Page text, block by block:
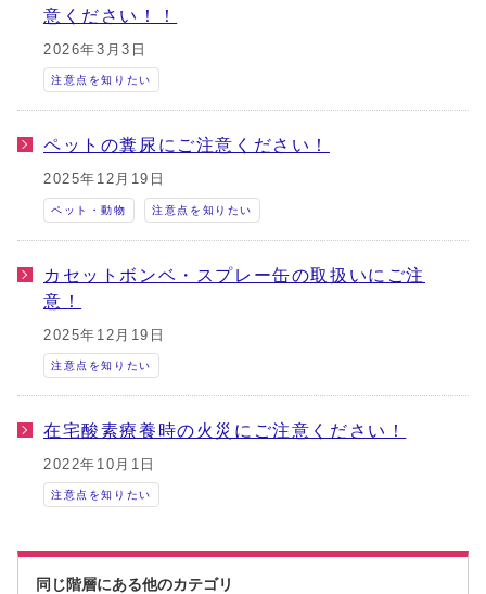
意ください！！
2026年3月3日
注意点を知りたい
ペットの糞尿にご注意ください！
2025年12月19日
ペット・動物 注意点を知りたい
カセットボンベ・スプレー缶の取扱いにご注
意！
2025年12月19日
注意点を知りたい
在宅酸素療養時の火災にご注意ください！
2022年10月1日
注意点を知りたい
同じ階層にある他のカテゴリ